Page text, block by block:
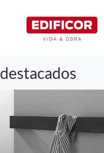
destacados